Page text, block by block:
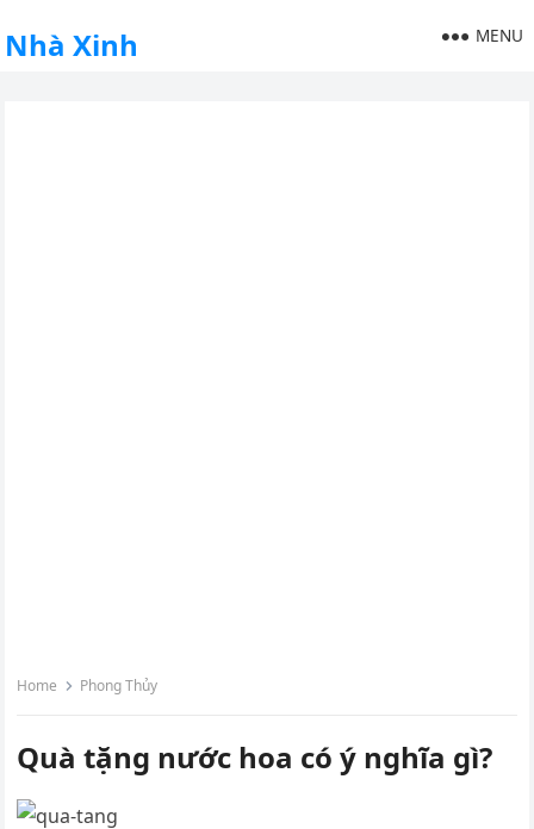
Nhà Xinh MENU
Home Phong Thủy
Quà tặng nước hoa có ý nghĩa gì?